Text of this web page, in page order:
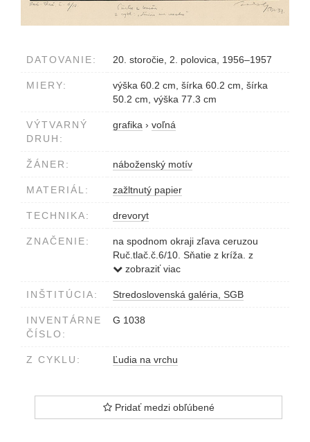
DATOVANIE: 20. storočie, 2. polovica, 1956–1957
MIERY:
výška 60.2 cm, šírka 60.2 cm, šírka
50.2 cm, výška 77.3 cm
VÝTVARNÝ
DRUH:
grafika › voľná
ŽÁNER: náboženský motív
MATERIÁL: zažltnutý papier
TECHNIKA: drevoryt
ZNAČENIE:
na spodnom okraji zľava ceruzou
Ruč.tlač.č.6/10. Sňatie z kríža. z
cykl.:'Ľudia na vrchu'. Szabó 956-57.
zobraziť viac
INŠTITÚCIA: Stredoslovenská galéria, SGB
INVENTÁRNE
ČÍSLO:
G 1038
Z CYKLU: Ľudia na vrchu
Pridať medzi obľúbené